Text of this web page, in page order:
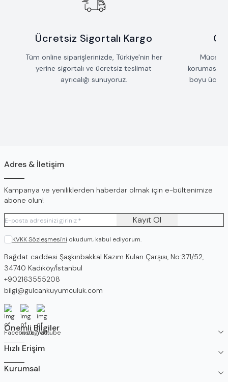
Ücretsiz Sigortalı Kargo
Tüm online siparişlerinizde, Türkiye'nin her
yerine sigortalı ve ücretsiz teslimat
ayrıcalığı sunuyoruz.
koruması
boyu
Adres & İletişim
Kampanya ve yeniliklerden haberdar olmak için e-bültenimize
abone olun!
Kayıt Ol
KVKK Sözleşmesi'ni okudum, kabul ediyorum.
Adres
Bağdat caddesi Şaşkınbakkal Kazım Kulan Çarşısı, No:371/52,
34740 Kadıköy/İstanbul
Telefon
+902163555208
E-Posta
bilgi@gulcankuyumculuk.com
Facebook
İnstagramYoutube
Önemli Bilgiler
Hızlı Erişim
Kurumsal